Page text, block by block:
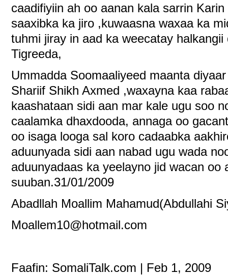
caadifiyiin ah oo aanan kala sarrin
saaxibka ka jiro ,kuwaasna waxaa ka
tuhmi jiray in aad ka weecatay
Tigreeda,
Ummadda Soomaaliyeed maanta
Shariif Shikh Axmed ,waxayna kaa
kaashataan sidi aan mar kale ugu soo
caalamka dhaxdooda, annaga oo
oo isaga looga sal koro cadaabka
aduunyada sidi aan nabad ugu wada
aduunyadaas ka yeelayno jid wacan oo
suuban.31/01/2009
Abadllah Moallim Mahamud(Abdullahi
Moallem10@hotmail.com
Faafin: SomaliTalk.com | Feb 1, 2009